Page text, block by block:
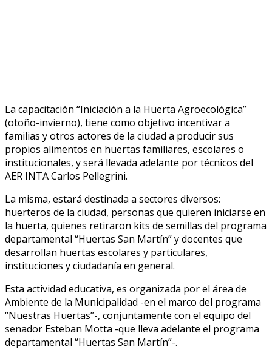
La capacitación “Iniciación a la Huerta Agroecológica”
(otoño-invierno), tiene como objetivo incentivar a
familias y otros actores de la ciudad a producir sus
propios alimentos en huertas familiares, escolares o
institucionales, y será llevada adelante por técnicos del
AER INTA Carlos Pellegrini.
La misma, estará destinada a sectores diversos:
huerteros de la ciudad, personas que quieren iniciarse en
la huerta, quienes retiraron kits de semillas del programa
departamental “Huertas San Martín” y docentes que
desarrollan huertas escolares y particulares,
instituciones y ciudadanía en general.
Esta actividad educativa, es organizada por el área de
Ambiente de la Municipalidad -en el marco del programa
“Nuestras Huertas”-, conjuntamente con el equipo del
senador Esteban Motta -que lleva adelante el programa
departamental “Huertas San Martín”-.